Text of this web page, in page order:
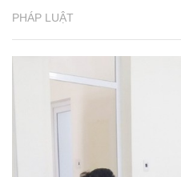
PHÁP LUẬT